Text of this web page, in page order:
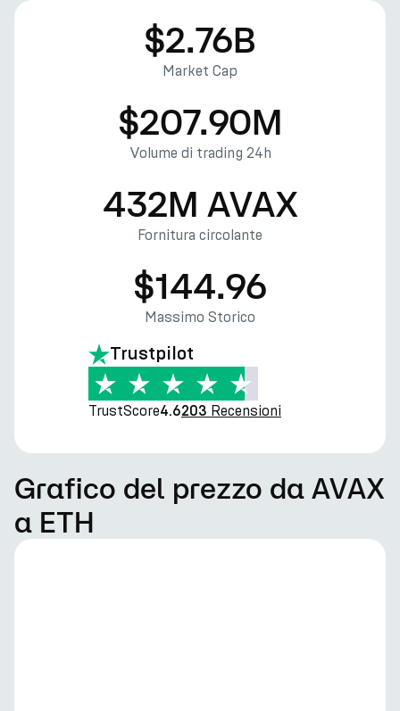
$2.76B
Market Cap
$207.90M
Volume di trading 24h
432M AVAX
Fornitura circolante
$144.96
Massimo Storico
Trustpilot
TrustScore4.6203 Recensioni
Grafico del prezzo da AVAX
a ETH